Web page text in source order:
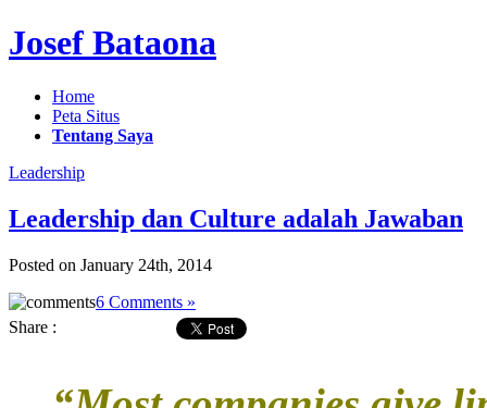
Josef Bataona
Home
Peta Situs
Tentang Saya
Leadership
Leadership dan Culture adalah Jawaban
Posted on January 24th, 2014
6 Comments »
Share :